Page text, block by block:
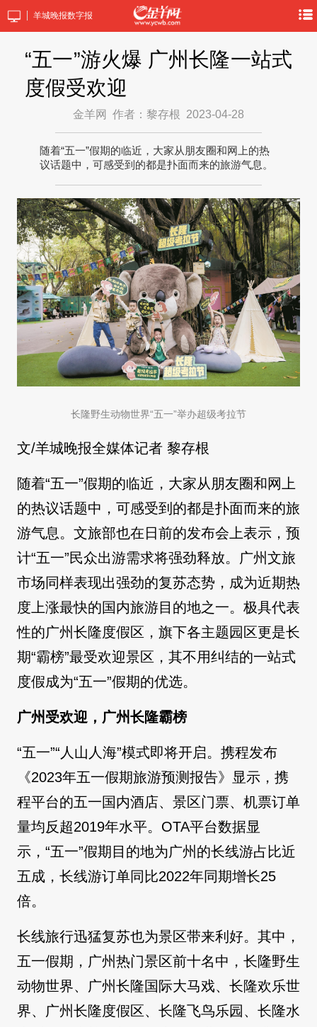
羊城晚报数字报
“五一”游火爆 广州长隆一站式
度假受欢迎
金羊网 作者：黎存根 2023-04-28
随着“五一”假期的临近，大家从朋友圈和网上的热
议话题中，可感受到的都是扑面而来的旅游气息。
长隆野生动物世界“五一”举办超级考拉节
文/羊城晚报全媒体记者 黎存根
随着“五一”假期的临近，大家从朋友圈和网上
的热议话题中，可感受到的都是扑面而来的旅
游气息。文旅部也在日前的发布会上表示，预
计“五一”民众出游需求将强劲释放。广州文旅
市场同样表现出强劲的复苏态势，成为近期热
度上涨最快的国内旅游目的地之一。极具代表
性的广州长隆度假区，旗下各主题园区更是长
期“霸榜”最受欢迎景区，其不用纠结的一站式
度假成为“五一”假期的优选。
广州受欢迎，广州长隆霸榜
“五一”“人山人海”模式即将开启。携程发布
《2023年五一假期旅游预测报告》显示，携
程平台的五一国内酒店、景区门票、机票订单
量均反超2019年水平。OTA平台数据显
示，“五一”假期目的地为广州的长线游占比近
五成，长线游订单同比2022年同期增长25
倍。
长线旅行迅猛复苏也为景区带来利好。其中，
五一假期，广州热门景区前十名中，长隆野生
动物世界、广州长隆国际大马戏、长隆欢乐世
界、广州长隆度假区、长隆飞鸟乐园、长隆水